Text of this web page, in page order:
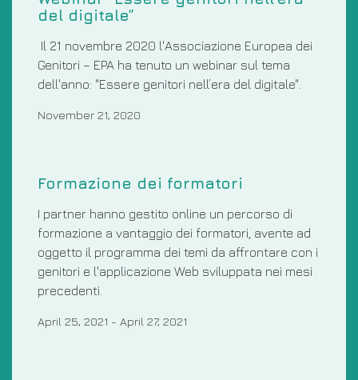
del digitale”
Il 21 novembre 2020 l'Associazione Europea dei
Genitori – EPA ha tenuto un webinar sul tema
dell'anno: "Essere genitori nell’era del digitale".
November 21, 2020
Formazione dei formatori
I partner hanno gestito online un percorso di
formazione a vantaggio dei formatori, avente ad
oggetto il programma dei temi da affrontare con i
genitori e l'applicazione Web sviluppata nei mesi
precedenti.
April 25, 2021 - April 27, 2021